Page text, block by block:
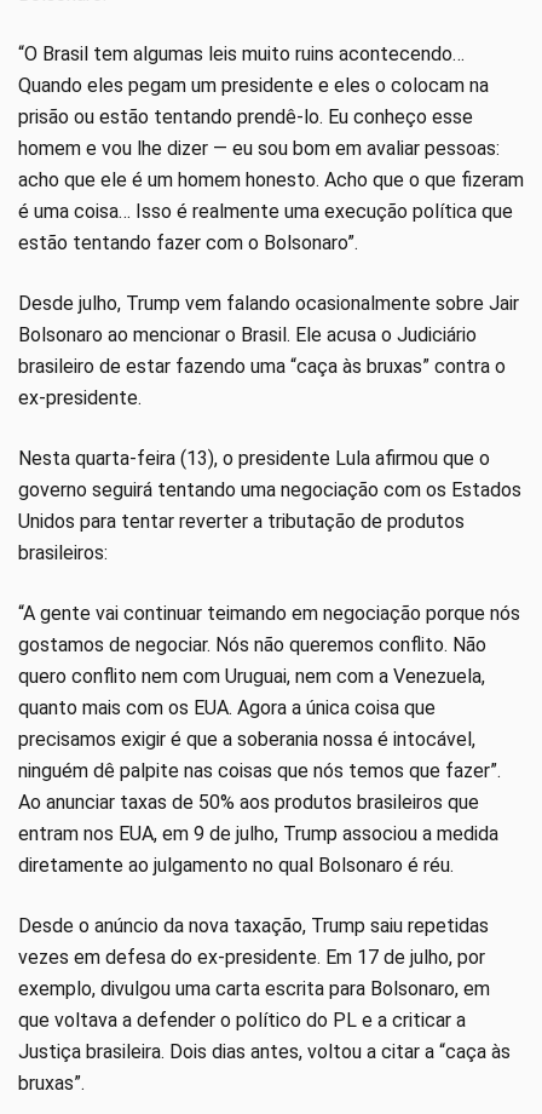
“O Brasil tem algumas leis muito ruins acontecendo…
Quando eles pegam um presidente e eles o colocam na
prisão ou estão tentando prendê-lo. Eu conheço esse
homem e vou lhe dizer — eu sou bom em avaliar pessoas:
acho que ele é um homem honesto. Acho que o que fizeram
é uma coisa… Isso é realmente uma execução política que
estão tentando fazer com o Bolsonaro”.
Desde julho, Trump vem falando ocasionalmente sobre Jair
Bolsonaro ao mencionar o Brasil. Ele acusa o Judiciário
brasileiro de estar fazendo uma “caça às bruxas” contra o
ex-presidente.
Nesta quarta-feira (13), o presidente Lula afirmou que o
governo seguirá tentando uma negociação com os Estados
Unidos para tentar reverter a tributação de produtos
brasileiros:
“A gente vai continuar teimando em negociação porque nós
gostamos de negociar. Nós não queremos conflito. Não
quero conflito nem com Uruguai, nem com a Venezuela,
quanto mais com os EUA. Agora a única coisa que
precisamos exigir é que a soberania nossa é intocável,
ninguém dê palpite nas coisas que nós temos que fazer”.
Ao anunciar taxas de 50% aos produtos brasileiros que
entram nos EUA, em 9 de julho, Trump associou a medida
diretamente ao julgamento no qual Bolsonaro é réu.
Desde o anúncio da nova taxação, Trump saiu repetidas
vezes em defesa do ex-presidente. Em 17 de julho, por
exemplo, divulgou uma carta escrita para Bolsonaro, em
que voltava a defender o político do PL e a criticar a
Justiça brasileira. Dois dias antes, voltou a citar a “caça às
bruxas”.